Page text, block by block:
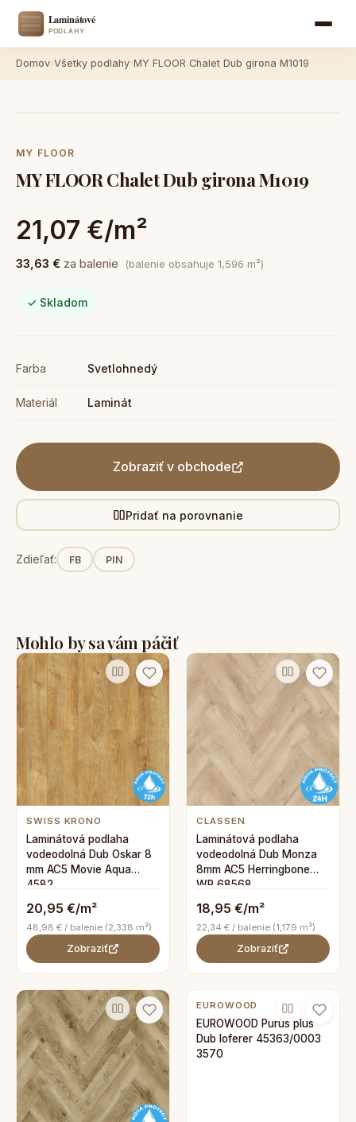
Domov Všetky podlahy MY FLOOR Chalet Dub girona M1019
MY FLOOR
MY FLOOR Chalet Dub girona M1019
21,07 €/m²
33,63 € za balenie (balenie obsahuje 1,596 m²)
✓ Skladom
Farba Svetlohnedý
Materiál Laminát
Zobraziť v obchode
Pridať na porovnanie
Zdieľať: FB PIN
Mohlo by sa vám páčiť
SWISS KRONO
Laminátová podlaha
vodeodolná Dub Oskar 8
mm AC5 Movie Aqua
4582
20,95 €/m²
48,98 € / balenie (2,338 m²)
Zobraziť
CLASSEN
Laminátová podlaha
vodeodolná Dub Monza
8mm AC5 Herringbone
WR 68568
18,95 €/m²
22,34 € / balenie (1,179 m²)
Zobraziť
EUROWOOD
EUROWOOD Purus plus
Dub loferer 45363/0003
3570